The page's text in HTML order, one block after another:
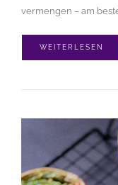
vermengen – am
WEITERLESEN